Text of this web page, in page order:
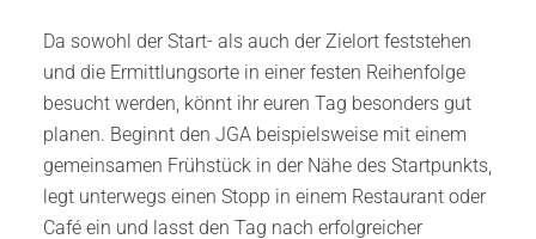
Da sowohl der Start- als auch der Zielort feststehen
und die Ermittlungsorte in einer festen Reihenfolge
besucht werden, könnt ihr euren Tag besonders gut
planen. Beginnt den JGA beispielsweise mit einem
gemeinsamen Frühstück in der Nähe des Startpunkts,
legt unterwegs einen Stopp in einem Restaurant oder
Café ein und lasst den Tag nach erfolgreicher